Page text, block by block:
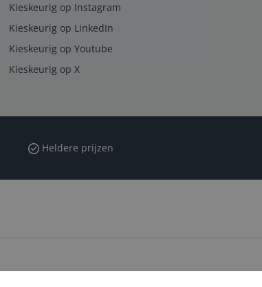
Kieskeurig op Instagram
Kieskeurig op LinkedIn
Kieskeurig op Youtube
Kieskeurig op X
Heldere prijzen